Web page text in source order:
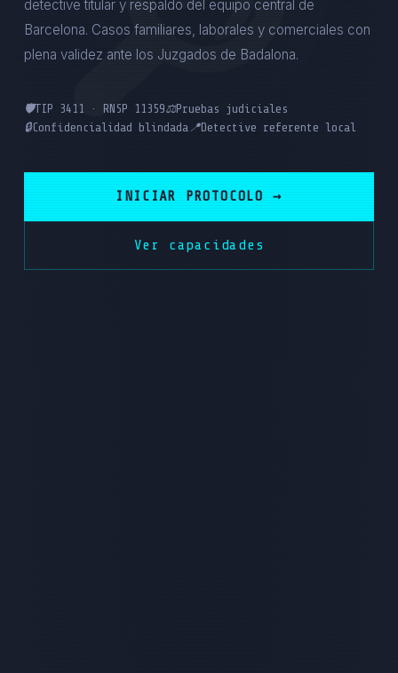
detective titular y respaldo del equipo central de
Barcelona. Casos familiares, laborales y comerciales con
plena validez ante los Juzgados de Badalona.
🛡️TIP 3411 · RNSP 11359⚖️Pruebas judiciales
🔒Confidencialidad blindada 📍Detective referente local
INICIAR PROTOCOLO →
Ver capacidades